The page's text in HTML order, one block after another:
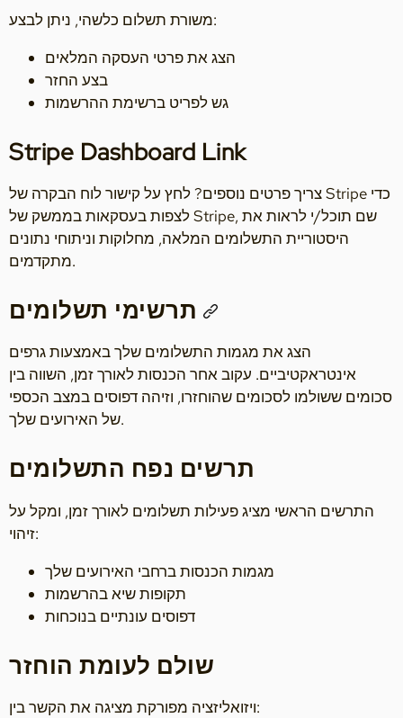
משורת תשלום כלשהי, ניתן לבצע:
הצג את פרטי העסקה המלאים
בצע החזר
גש לפריט ברשימת ההרשמות
Stripe Dashboard Link
צריך פרטים נוספים? לחץ על קישור לוח הבקרה של Stripe כדי
לצפות בעסקאות בממשק של Stripe, שם תוכל/י לראות את
היסטוריית התשלומים המלאה, מחלוקות וניתוחי נתונים
מתקדמים.
הצג את מגמות התשלומים שלך באמצעות גרפים
אינטראקטיביים. עקוב אחר הכנסות לאורך זמן, השווה בין
סכומים ששולמו לסכומים שהוחזרו, וזיהה דפוסים במצב הכספי
של האירועים שלך.
תרשים נפח התשלומים
התרשים הראשי מציג פעילות תשלומים לאורך זמן, ומקל על
זיהוי:
מגמות הכנסות ברחבי האירועים שלך
תקופות שיא בהרשמות
דפוסים עונתיים בנוכחות
שולם לעומת הוחזר
ויזואליזציה מפורקת מציגה את הקשר בין: